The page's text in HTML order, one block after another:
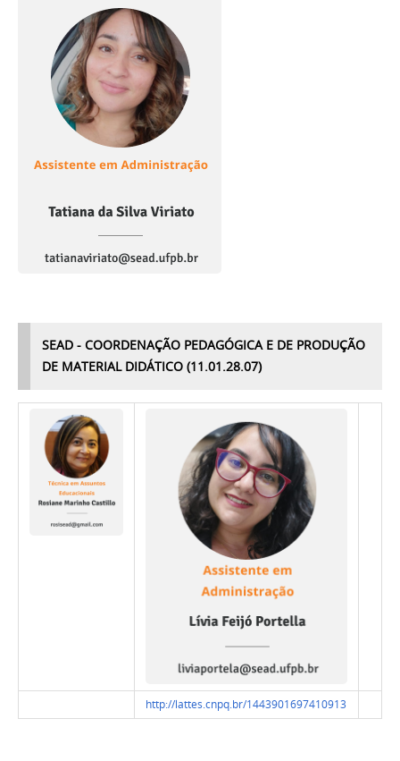
SEAD - COORDENAÇÃO PEDAGÓGICA E DE PRODUÇÃO
DE MATERIAL DIDÁTICO (11.01.28.07)
http://lattes.cnpq.br/1443901697410913